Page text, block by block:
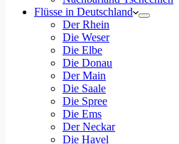
Flüsse in Deutschland
Der Rhein
Die Weser
Die Elbe
Die Donau
Der Main
Die Saale
Die Spree
Die Ems
Der Neckar
Die Havel